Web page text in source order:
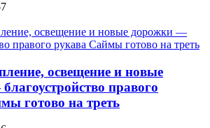
освещение и новые
правого
готово на треть